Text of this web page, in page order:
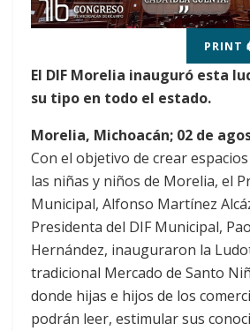
PRINT
El DIF Morelia inauguró esta
su tipo en todo el estado.
Morelia, Michoacán; 02 de
Con el objetivo de crear
las niñas y niños de Morelia, el
Municipal, Alfonso Martínez
Presidenta del DIF Municipal,
Hernández, inauguraron la
tradicional Mercado de Santo
donde hijas e hijos de los
podrán leer, estimular sus